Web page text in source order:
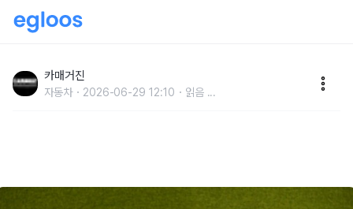
생·ESG 경영 강화
카매거진
자동차 2026-06-29 12:10 읽음 ...